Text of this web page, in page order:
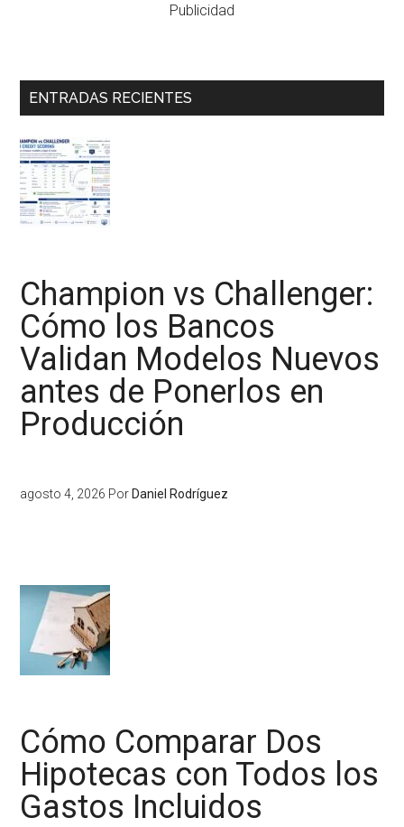
Publicidad
ENTRADAS RECIENTES
Champion vs Challenger:
Cómo los Bancos
Validan Modelos Nuevos
antes de Ponerlos en
Producción
agosto 4, 2026 Por Daniel Rodríguez
Cómo Comparar Dos
Hipotecas con Todos los
Gastos Incluidos